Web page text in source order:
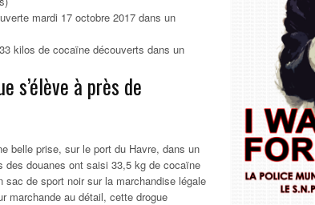
mardi 17 octobre 2017 dans un
s’élève à près de
belle prise, sur le port du Havre, dans un
des douanes ont saisi 33,5 kg de cocaïne
de sport noir sur la marchandise légale
marchande au détail, cette drogue